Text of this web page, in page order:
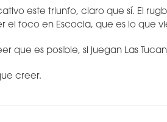
este triunfo, claro que sí. El
el foco en Escocia, que es lo que
que es posible, si juegan Las
creer.